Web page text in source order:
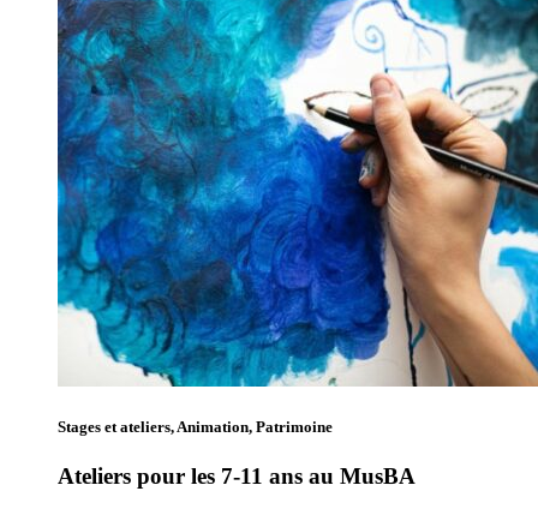
Stages et ateliers, Animation, Patrimoine
Ateliers pour les 7-11 ans au MusBA